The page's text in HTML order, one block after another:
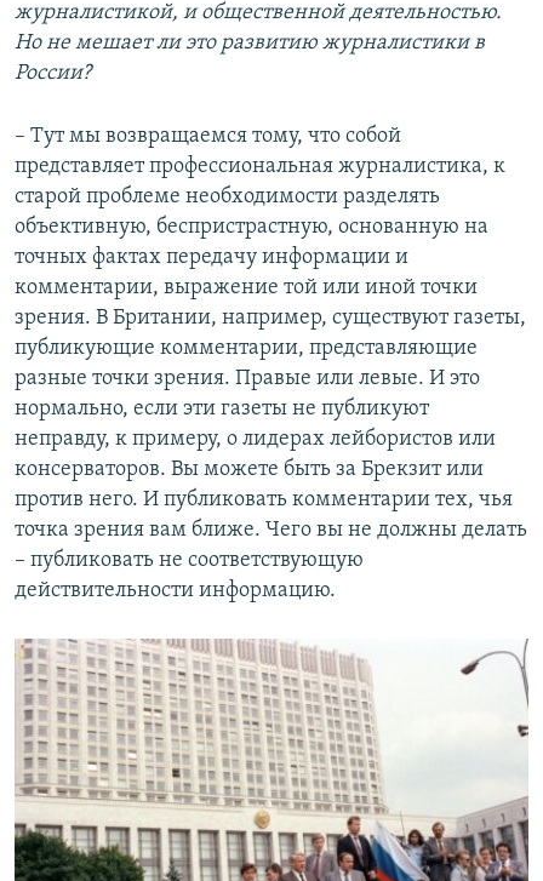
журналистикой, и общественной деятельностью.
Но не мешает ли это развитию журналистики в
России?
– Тут мы возвращаемся тому, что собой
представляет профессиональная журналистика, к
старой проблеме необходимости разделять
объективную, беспристрастную, основанную на
точных фактах передачу информации и
комментарии, выражение той или иной точки
зрения. В Британии, например, существуют газеты,
публикующие комментарии, представляющие
разные точки зрения. Правые или левые. И это
нормально, если эти газеты не публикуют
неправду, к примеру, о лидерах лейбористов или
консерваторов. Вы можете быть за Брекзит или
против него. И публиковать комментарии тех, чья
точка зрения вам ближе. Чего вы не должны делать
– публиковать не соответствующую
действительности информацию.